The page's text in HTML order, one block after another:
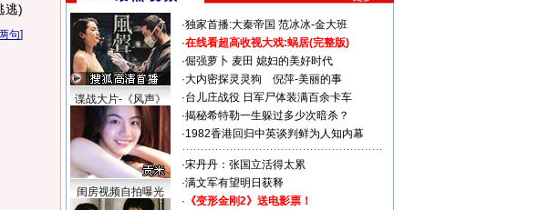
逃)
句]
谍战大片-《风声》
闺房视频自拍曝光
·独家首播:大秦帝国 范冰冰-金大班
·在线看超高收视大戏:蜗居(完整版)
·倔强萝卜 麦田 媳妇的美好时代
·大内密探灵灵狗
倪萍-美丽的事
·台儿庄战役 日军尸体装满百余卡车
·揭秘希特勒一生躲过多少次暗杀？
·1982香港回归中英谈判鲜为人知内幕
·宋丹丹：张国立活得太累
·满文军有望明日获释
· 《变形金刚2》送电影票！